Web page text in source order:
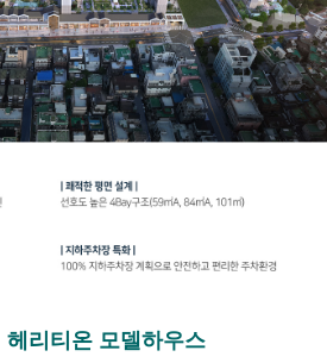
헤리티온 모델하우스